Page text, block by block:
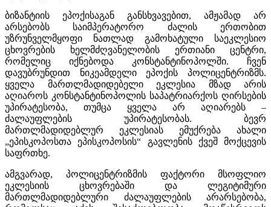
ბიზანტიის ეპოქისაგან განსხვავებით, ამჟამად არ
არსებობს საიმპერატორო ძალის ერთობით
უზრუნველმყოფი ნათლად გამოხატული საეკლესიო
ცხოვრების ხელმძღვანელობის ერთიანი ცენტრი,
რომელიც იქნებოდა კონსტანტინოპოლში. ჩვენ
დავუბრუნდით ნიკეამდელი ეპოქის პოლიცენტრიზმს.
ყველა მართლმადიდებელი ეკლესია მზად არის
აღიაროს კონსტანტინოპოლის საპატრიარქოს ღირსების
უპირატესობა, თუმცა ყველა არ აღიარებს –
ძალაუფლების უპირატესობას. ბევრ
მართლმადიდებლურ ეკლესიას ემუქრება ახალი
„ეპისკოპოსთა ეპისკოპოსის“ გავლენის ქვეშ მოქცევის
საფრთხე.
ამგვარად, პოლიცენტრიზმის ფაქტორი მსოფლიო
ეკლესიის ცხოვრებაში და ლეგიტიმური
მართლმადიდებლური ძალაუფლების არარსებობა,